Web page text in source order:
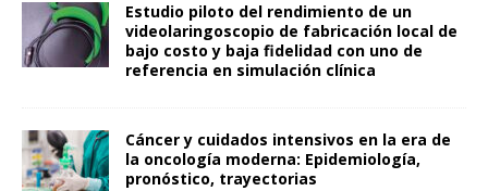
Estudio piloto del rendimiento de un
videolaringoscopio de fabricación local de
bajo costo y baja fidelidad con uno de
referencia en simulación clínica
Cáncer y cuidados intensivos en la era de
la oncología moderna: Epidemiología,
pronóstico, trayectorias